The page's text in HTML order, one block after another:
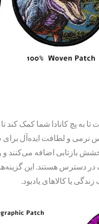
پچ کانادا شما کمک کند
و لطافت ایده‌آل برای
بازتابی اضافه
دسترس هستند. این
یا کالاهای یادبود.